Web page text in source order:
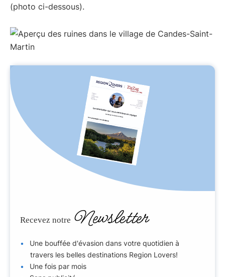
(photo ci-dessous).
Recevez notre Newsletter
Une bouffée d'évasion dans votre quotidien à
travers les belles destinations Region Lovers!
Une fois par mois